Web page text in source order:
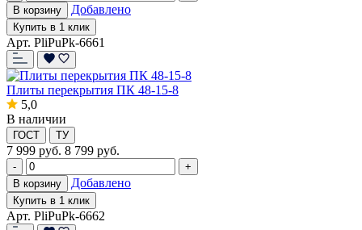
В корзину
Добавлено
Купить в 1 клик
Арт. PliPuPk-6661
Плиты перекрытия ПК 48-15-8
5,0
В наличии
ГОСТ ТУ
7 999 руб. 8 799 руб.
-
+
В корзину
Добавлено
Купить в 1 клик
Арт. PliPuPk-6662